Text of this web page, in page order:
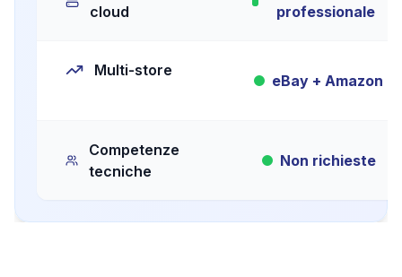
cloud
professionale
Multi-store
eBay + Amazon
Competenze
tecniche
Non richieste